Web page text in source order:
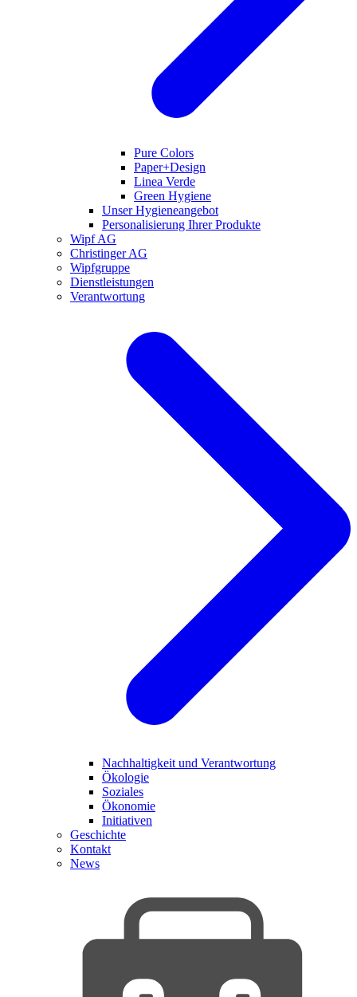
Pure Colors
Paper+Design
Linea Verde
Green Hygiene
Unser Hygieneangebot
Personalisierung Ihrer Produkte
Wipf AG
Christinger AG
Wipfgruppe
Dienstleistungen
Verantwortung
Nachhaltigkeit und Verantwortung
Ökologie
Soziales
Ökonomie
Initiativen
Geschichte
Kontakt
News